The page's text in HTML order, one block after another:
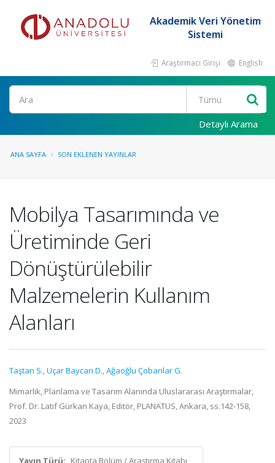
Akademik Veri Yönetim
Sistemi
Araştırmacı Girişi English
Ara
Detaylı Arama
ANA SAYFA SON EKLENEN YAYINLAR
Mobilya Tasarımında ve
Üretiminde Geri
Dönüştürülebilir
Malzemelerin Kullanım
Alanları
Taştan S.,Uçar Baycan D.,Ağaoğlu Çobanlar G.
Mimarlık, Planlama ve Tasarım Alanında Uluslararası Araştırmalar,
Prof. Dr. Latif Gürkan Kaya, Editör, PLANATUS, Ankara, ss.142-158,
2023
Yayın Türü: Kitapta Bölüm / Araştırma Kitabı